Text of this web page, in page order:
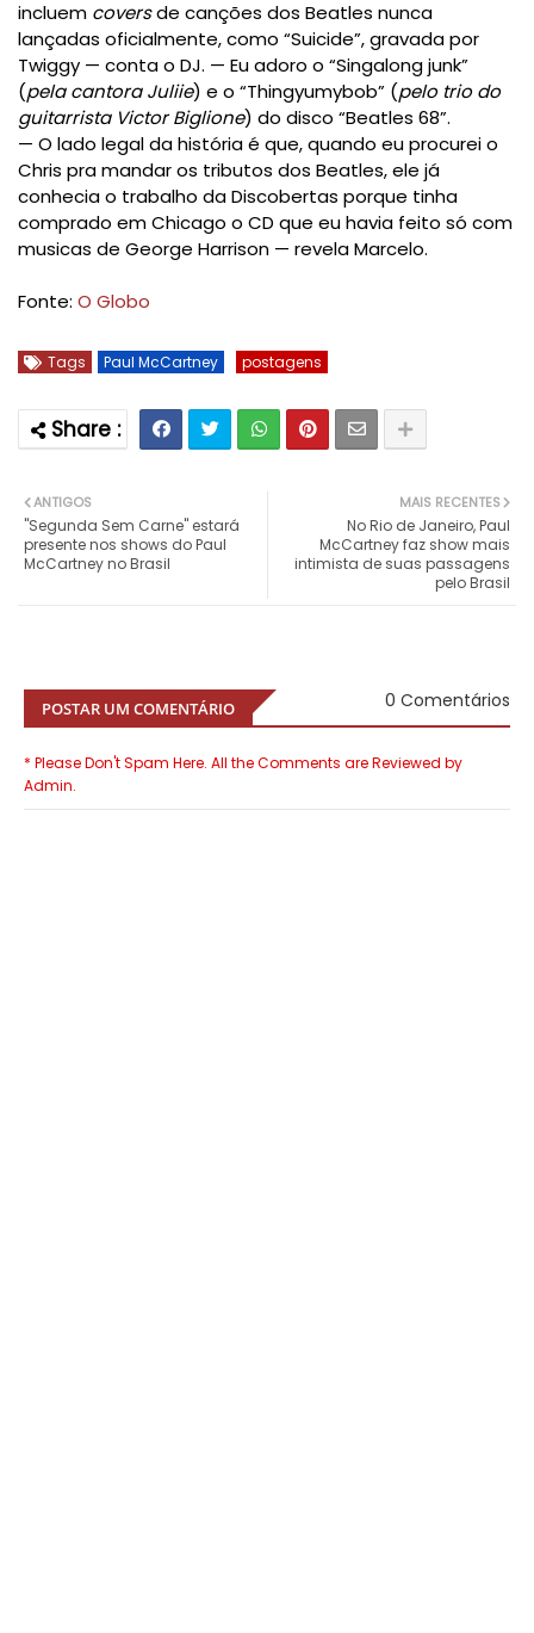
incluem coversde canções dos Beatles nunca
lançadas oficialmente, como “Suicide”, gravada por
Twiggy — conta o DJ. — Eu adoro o “Singalong junk”
(pela cantora Juliie) e o “Thingyumybob” (pelo trio do
guitarrista Victor Biglione) do disco “Beatles 68”.
— O lado legal da história é que, quando eu procurei o
Chris pra mandar os tributos dos Beatles, ele já
conhecia o trabalho da Discobertas porque tinha
comprado em Chicago o CD que eu havia feito só com
musicas de George Harrison — revela Marcelo.
Fonte: O Globo
Tags Paul McCartney postagens
MAIS RECENTES
No Rio de Janeiro, Paul
McCartney faz show mais
intimista de suas passagens
pelo Brasil
ANTIGOS
"Segunda Sem Carne" estará
presente nos shows do Paul
McCartney no Brasil
POSTAR UM COMENTÁRIO 0 Comentários
* Please Don't Spam Here. All the Comments are Reviewed by
Admin.